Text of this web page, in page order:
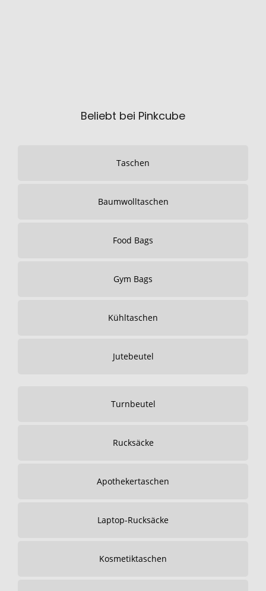
Beliebt bei Pinkcube
Taschen
Baumwolltaschen
Food Bags
Gym Bags
Kühltaschen
Jutebeutel
Turnbeutel
Rucksäcke
Apothekertaschen
Laptop-Rucksäcke
Kosmetiktaschen